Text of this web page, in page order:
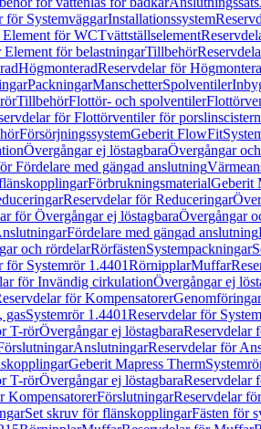
för SystemväggarInstallationssystem
för WCTvättställselement
Element för belastningarTillbehör
HögmonteradReservdelar för
PackningarManschetterSpolventiler
TillbehörFlottör- och spolventiler
för Flottörventiler för
FörsörjningssystemGeberit FlowFit
Övergångar ej löstagbaraÖvergångar
Fördelare med gängad anslutning
FörbrukningsmaterialGeberit
Reservdelar för Reduceringar
för Övergångar ej löstagbaraÖvergångar
Fördelare med gängad anslutning
och rördelarRörfästenSystempackningar
för Systemrör 1.4401RörnipplarMuffar
för Invändig cirkulationÖvergångar ej
för KompensatorerGenomföringar
gasSystemrör 1.4401Reservdelar för
T-rörÖvergångar ej löstagbaraReservdelar
AnslutningarReservdelar för
Geberit Mapress Therm
T-rörÖvergångar ej löstagbaraReservdelar
KompensatorerFörslutningarReservdelar
Set skruv för flänskopplingarFästen för